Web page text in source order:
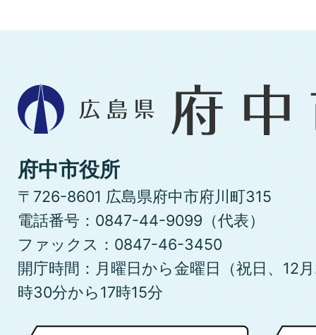
広
島
県
府
中
市
府中市役所
〒726-8601 広島県府中市府川町315
電話番号：0847-44-9099（代表）
ファックス：0847-46-3450
開庁時間：月曜日から金曜日（祝日、12
時30分から17時15分